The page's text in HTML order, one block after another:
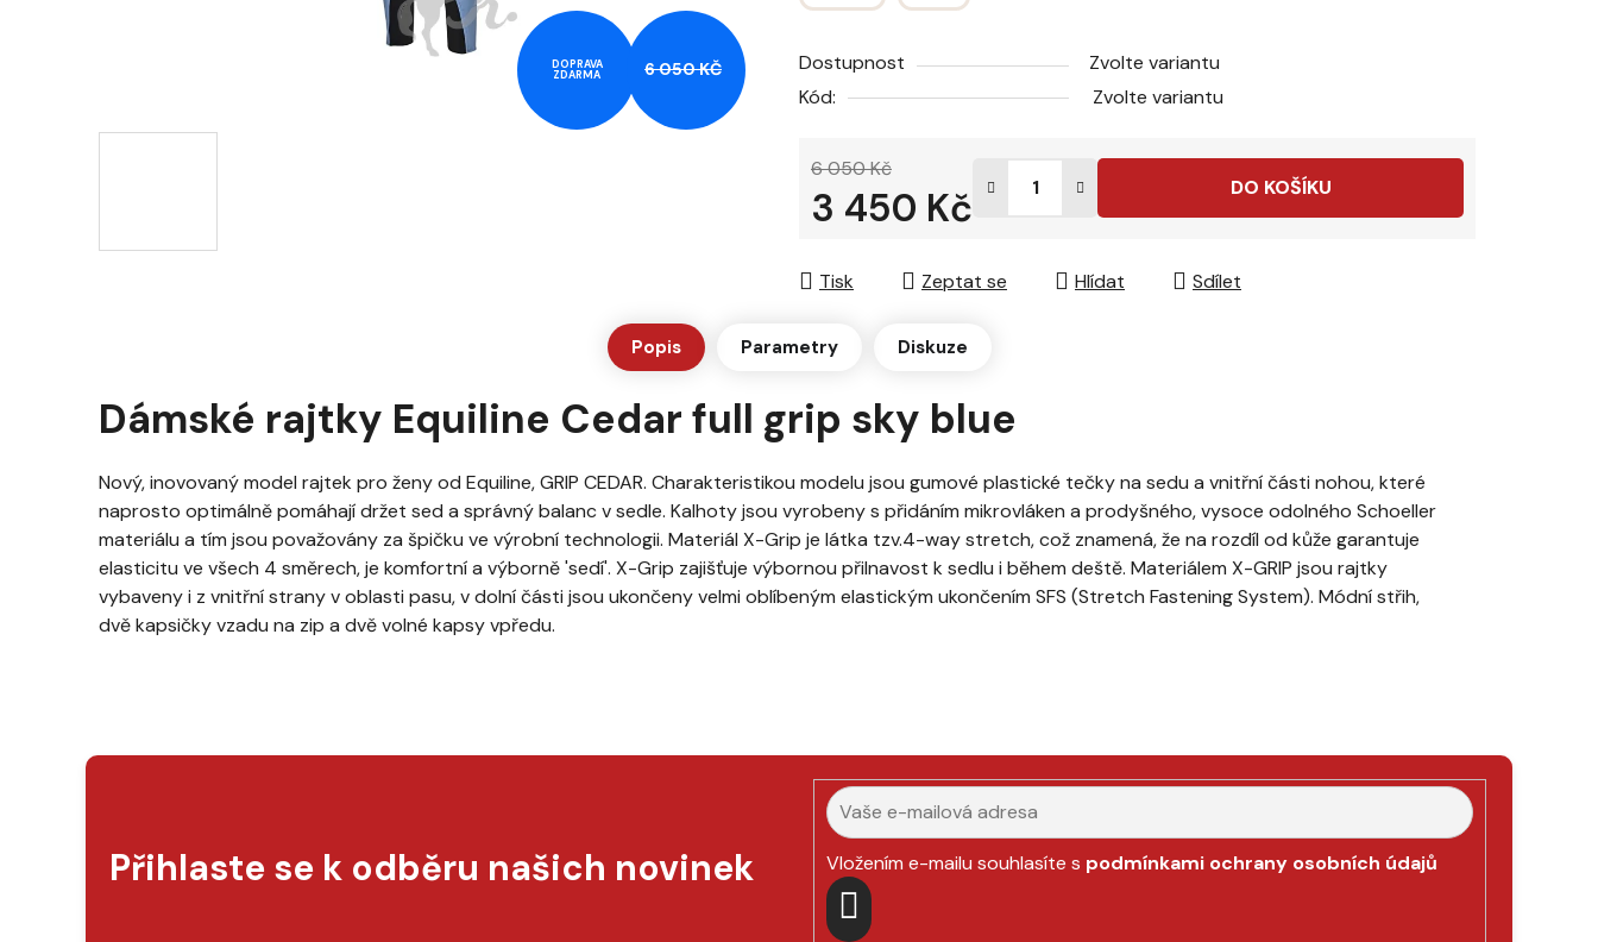
Dostupnost
Zvolte variantu
Kód:
Zvolte variantu
6 050 Kč
3 450 Kč DO KOŠÍKU
Tisk Zeptat se Hlídat Sdílet
DOPRAVA
ZDARMA 6 050 KČ
Popis Parametry Diskuze
Dámské rajtky Equiline Cedar full grip sky blue
Nový, inovovaný model rajtek pro ženy od Equiline, GRIP CEDAR. Charakteristikou modelu jsou gumové plastické tečky na sedu a vnitřní části nohou, které
naprosto optimálně pomáhají držet sed a správný balanc v sedle. Kalhoty jsou vyrobeny s přidáním mikrovláken a prodyšného, vysoce odolného Schoeller
materiálu a tím jsou považovány za špičku ve výrobní technologii. Materiál X-Grip je látka tzv.4-way stretch, což znamená, že na rozdíl od kůže garantuje
elasticitu ve všech 4 směrech, je komfortní a výborně 'sedí'. X-Grip zajišťuje výbornou přilnavost k sedlu i během deště. Materiálem X-GRIP jsou rajtky
vybaveny i z vnitřní strany v oblasti pasu, v dolní části jsou ukončeny velmi oblíbeným elastickým ukončením SFS (Stretch Fastening System). Módní střih,
dvě kapsičky vzadu na zip a dvě volné kapsy vpředu.
Přihlaste se k odběru našich novinek Vložením e-mailu souhlasíte s podmínkami ochrany osobních údajů